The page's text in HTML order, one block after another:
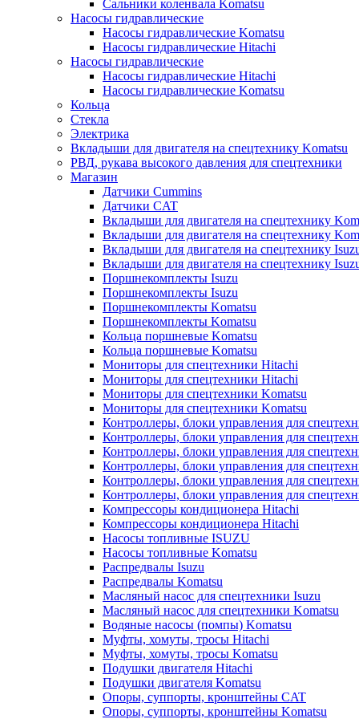
Сальники коленвала Komatsu
Насосы гидравлические
Насосы гидравлические Komatsu
Насосы гидравлические Hitachi
Насосы гидравлические
Насосы гидравлические Hitachi
Насосы гидравлические Komatsu
Кольца
Стекла
Электрика
Вкладыши для двигателя на спецтехнику Komatsu
РВД, рукава высокого давления для спецтехники
Магазин
Датчики Cummins
Датчики CAT
Вкладыши для двигателя на спецтехнику
Вкладыши для двигателя на спецтехнику
Вкладыши для двигателя на спецтехнику
Вкладыши для двигателя на спецтехнику
Поршнекомплекты Isuzu
Поршнекомплекты Isuzu
Поршнекомплекты Komatsu
Поршнекомплекты Komatsu
Кольца поршневые Komatsu
Кольца поршневые Komatsu
Мониторы для спецтехники Hitachi
Мониторы для спецтехники Hitachi
Мониторы для спецтехники Komatsu
Мониторы для спецтехники Komatsu
Контроллеры, блоки управления для
Контроллеры, блоки управления для
Контроллеры, блоки управления для
Контроллеры, блоки управления для
Контроллеры, блоки управления для
Контроллеры, блоки управления для
Компрессоры кондиционера Hitachi
Компрессоры кондиционера Hitachi
Насосы топливные ISUZU
Насосы топливные Komatsu
Распредвалы Isuzu
Распредвалы Komatsu
Масляный насос для спецтехники Isuzu
Масляный насос для спецтехники Komatsu
Водяные насосы (помпы) Komatsu
Муфты, хомуты, тросы Hitachi
Муфты, хомуты, тросы Komatsu
Подушки двигателя Hitachi
Подушки двигателя Komatsu
Опоры, суппорты, кронштейны CAT
Опоры, суппорты, кронштейны Komatsu